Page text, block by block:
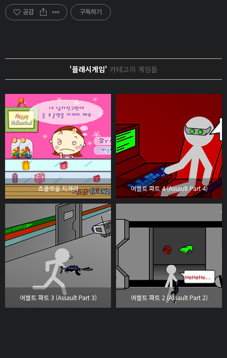
공감 구독하기
'플래시게임' 카테고리 게임들
쵸콜렛을 지켜라 어썰트 파트 4 (Assault Part 4)
어썰트 파트 3 (Assault Part 3) 어썰트 파트 2 (Assault Part 2)